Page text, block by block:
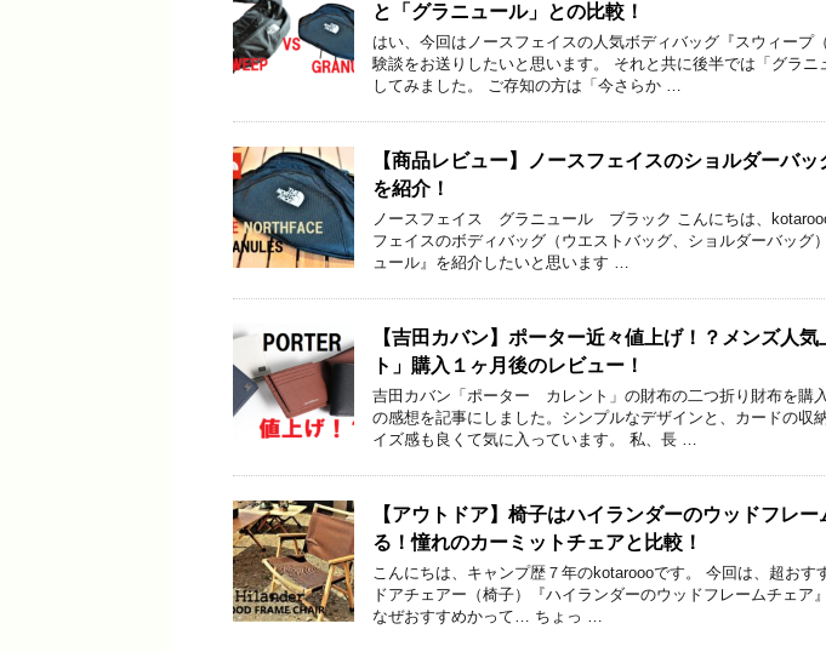
と「グラニュール」との比較！
はい、今回はノースフェイスの人気ボディバッグ『スウィープ
験談をお送りしたいと思います。 それと共に後半では「グラニ
してみました。 ご存知の方は「今さらか …
【商品レビュー】ノースフェイスのショルダーバッ
を紹介！
ノースフェイス グラニュール ブラック こんにちは、
フェイスのボディバッグ（ウエストバッグ、ショルダーバッグ
ュール』を紹介したいと思います …
【吉田カバン】ポーター近々値上げ！？メンズ人
ト」購入１ヶ月後のレビュー！
吉田カバン「ポーター カレント」の財布の二つ折り財布を購
の感想を記事にしました。シンプルなデザインと、カードの収
イズ感も良くて気に入っています。 私、長 …
【アウトドア】椅子はハイランダーのウッドフレ
る！憧れのカーミットチェアと比較！
こんにちは、キャンプ歴７年のkotaroooです。 今回は、超おす
ドアチェアー（椅子）『ハイランダーのウッドフレームチェア
なぜおすすめかって… ちょっ …